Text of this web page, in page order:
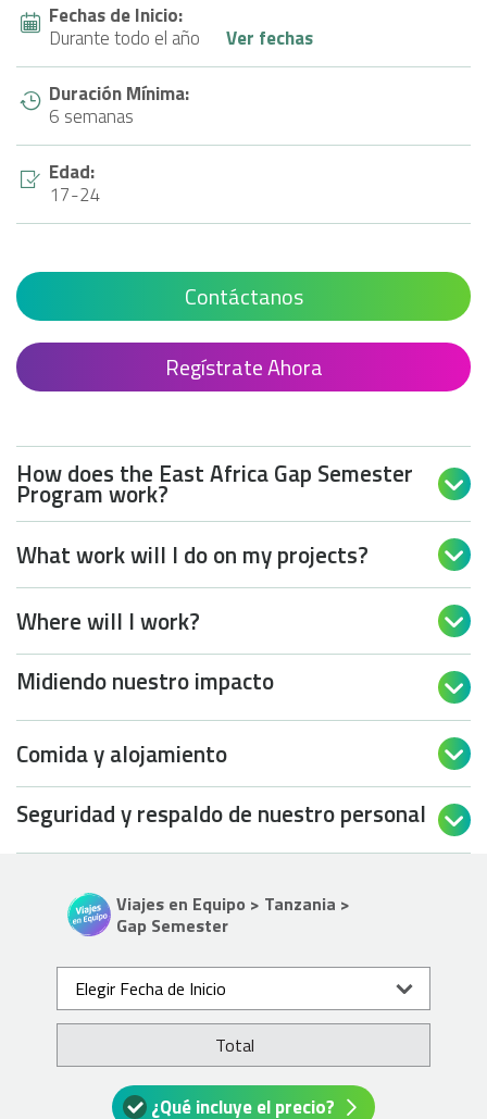
Fechas de Inicio:
Durante todo el año
Ver fechas
Duración Mínima:
6 semanas
Edad:
17-24
Contáctanos
Regístrate Ahora
How does the East Africa Gap Semester
Program work? 
What work will I do on my projects? 
Where will I work? 
Midiendo nuestro impacto 
Comida y alojamiento 
Seguridad y respaldo de nuestro personal 
Viajes en Equipo > Tanzania >
Gap Semester
Elegir Fecha de Inicio
Total
¿Qué incluye el precio?